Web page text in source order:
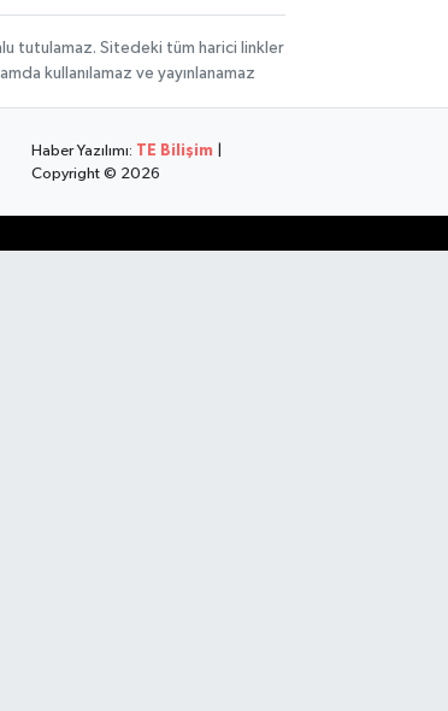
tutulamaz. Sitedeki tüm harici linkler
kullanılamaz ve yayınlanamaz
Haber Yazılımı: TE Bilişim
Copyright © 2026